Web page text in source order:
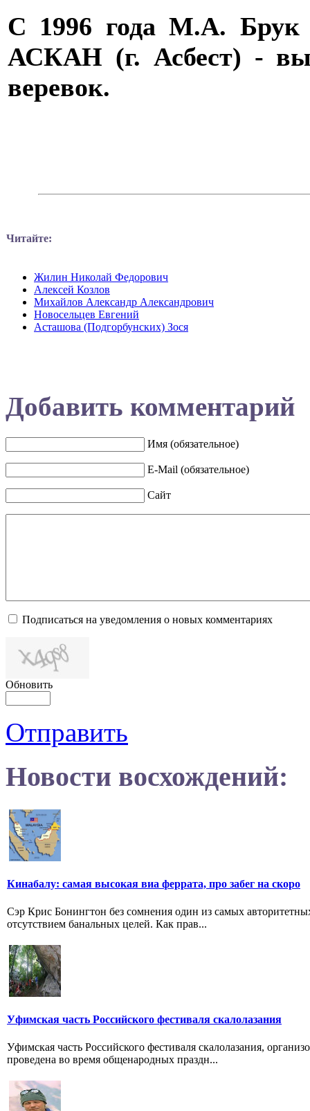
С 1996 годаМ.А. Брук -
АСКАН (г. Асбест) -
веревок.
Читайте:
Жилин Николай Федорович
Алексей Козлов
Михайлов Александр Александрович
Новосельцев Евгений
Асташова (Подгорбунских) Зося
Добавить комментарий
Имя (обязательное)
E-Mail (обязательное)
Сайт
Подписаться на уведомления о новых комментариях
Обновить
Отправить
Новости восхождений:
Кинабалу: самая высокая виа феррата, про забег на скоро
Сэр Крис Бонингтон без сомнения один из самых
отсутствием банальных целей. Как прав...
Уфимская часть Российского фестиваля скалолазания
Уфимская часть Российского фестиваля скалолазания,
проведена во время общенародных праздн...